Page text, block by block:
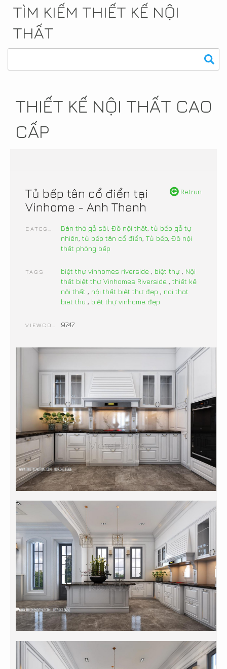
TÌM KIẾM THIẾT KẾ NỘI
THẤT
THIẾT KẾ NỘI THẤT CAO
CẤP
Retrun
Tủ bếp tân cổ điển tại
Vinhome - Anh Thanh
Bàn thờ gỗ sồi, Đồ nội thất, tủ bếp gỗ tự
nhiên, tủ bếp tân cổ điển, Tủ bếp, Đồ nội
thất phòng bếp
TAGS biệt thự vinhomes riverside, biệt thự, Nội
thất biệt thự Vinhomes Riverside, thiết kế
nội thất , nội thất biệt thự đẹp , noi that
biet thu , biệt thự vinhome đẹp
9747